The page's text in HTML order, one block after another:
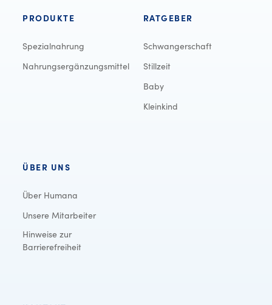
PRODUKTE
Spezialnahrung
Nahrungsergänzungsmittel
RATGEBER
Schwangerschaft
Stillzeit
Baby
Kleinkind
ÜBER UNS
Über Humana
Unsere Mitarbeiter
Hinweise zur
Barrierefreiheit